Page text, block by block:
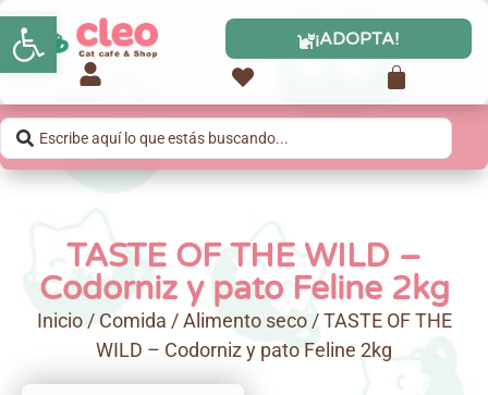
Abrir barra de herramientas ¡ADOPTA!
TASTE OF THE WILD –
Codorniz y pato Feline 2kg
Inicio/ Comida /Alimento seco/ TASTE OF THE
WILD – Codorniz y pato Feline 2kg